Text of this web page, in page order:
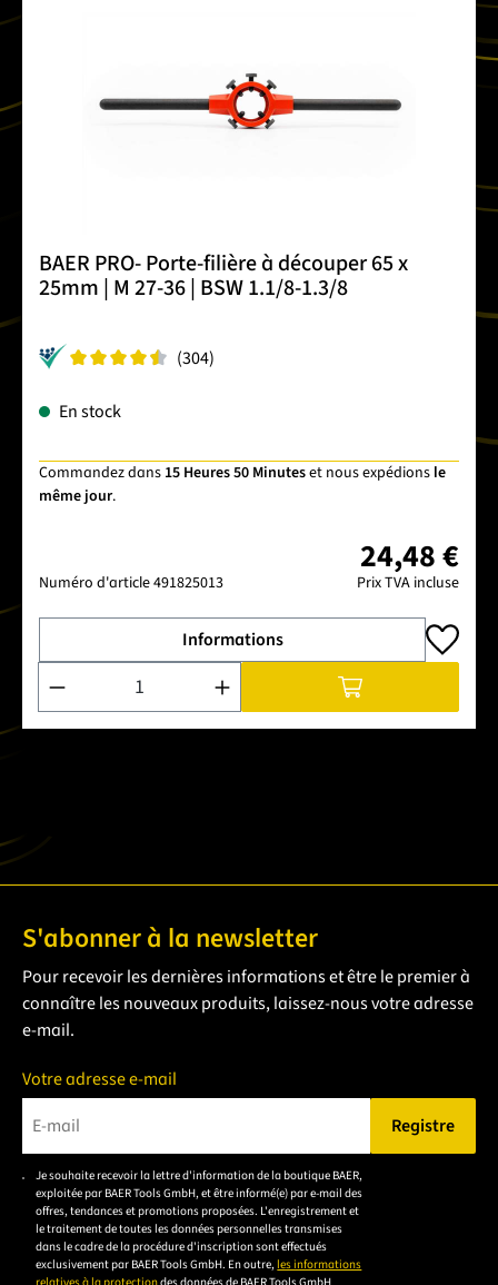
BAER PRO- Porte-filière à découper 65 x
25mm | M 27-36 | BSW 1.1/8-1.3/8
(304)
En stock
Commandez dans 15 Heures 50 Minuteset nous expédions le
même jour.
Numéro d'article491825013
24,48 €
Prix TVA incluse
Informations
Quantité de produit : Entrez la quantité souhaitée ou
S'abonner à la newsletter
Pour recevoir les dernières informations et être le premier à
connaître les nouveaux produits, laissez-nous votre adresse
e-mail.
Votre adresse e-mail
Veuillez saisir une adresse e-mail valide.
Registre
Je souhaite recevoir la lettre d'information de la boutique BAER,
exploitée par BAER Tools GmbH, et être informé(e) par e-mail des
offres, tendances et promotions proposées. L'enregistrement et
le traitement de toutes les données personnelles transmises
dans le cadre de la procédure d'inscription sont effectués
exclusivement par BAER Tools GmbH. En outre, les informations